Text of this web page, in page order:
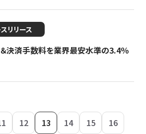
リリース
決済手数料を業界最安水準の3.4％
12 13 14 15 16